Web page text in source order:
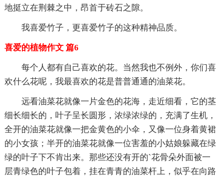
地挺立在荆棘之中，昂首于砖石之隙。
我喜爱竹子，更喜爱竹子的这种精神品质。
喜爱的植物作文 篇6
每个人都有自己喜欢的花。当然我也不例外，你们喜
欢什么花呢，我最喜欢的花是普普通通的油菜花。
远看油菜花就像一片金色的花海，走近细看，它的茎
细长细长的，叶子呈长圆形，浓绿浓绿的，充满了生机，
全开的油菜花就像一把金黄色的小伞，又像一位身着黄裙
的小女孩；半开的油菜花就像一位害羞的小姑娘躲藏在绿
绿的叶子下不肯出来。那些还没有开的`花骨朵外面被一
层青绿色的叶子包着，挂在青青的油菜杆上，似乎在向路